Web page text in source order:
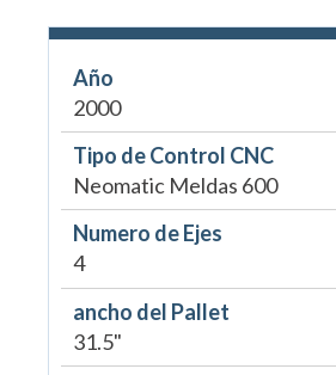
Año
2000
Tipo de Control CNC
Neomatic Meldas 600
Numero de Ejes
4
ancho del Pallet
31.5"